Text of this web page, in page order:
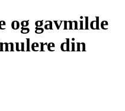
og gavmilde
din